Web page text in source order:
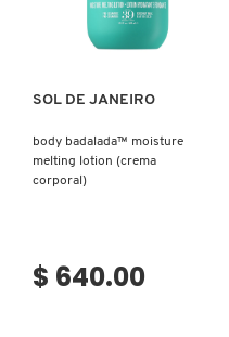
LAURA MERCIER
LIVING PROOF
Ver más
SOL DE JANEIRO
body badalada™ moisture
melting lotion (crema
corporal)
$ 640.00